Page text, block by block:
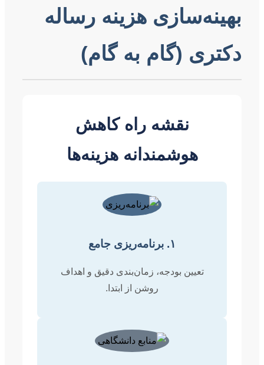
بهینه‌سازی هزینه رساله
دکتری (گام به گام)
نقشه راه کاهش
هوشمندانه هزینه‌ها
۱. برنامه‌ریزی جامع
تعیین بودجه، زمان‌بندی دقیق و اهداف
روشن از ابتدا.